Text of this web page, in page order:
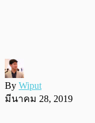
By Wiput
มีนาคม 28, 2019